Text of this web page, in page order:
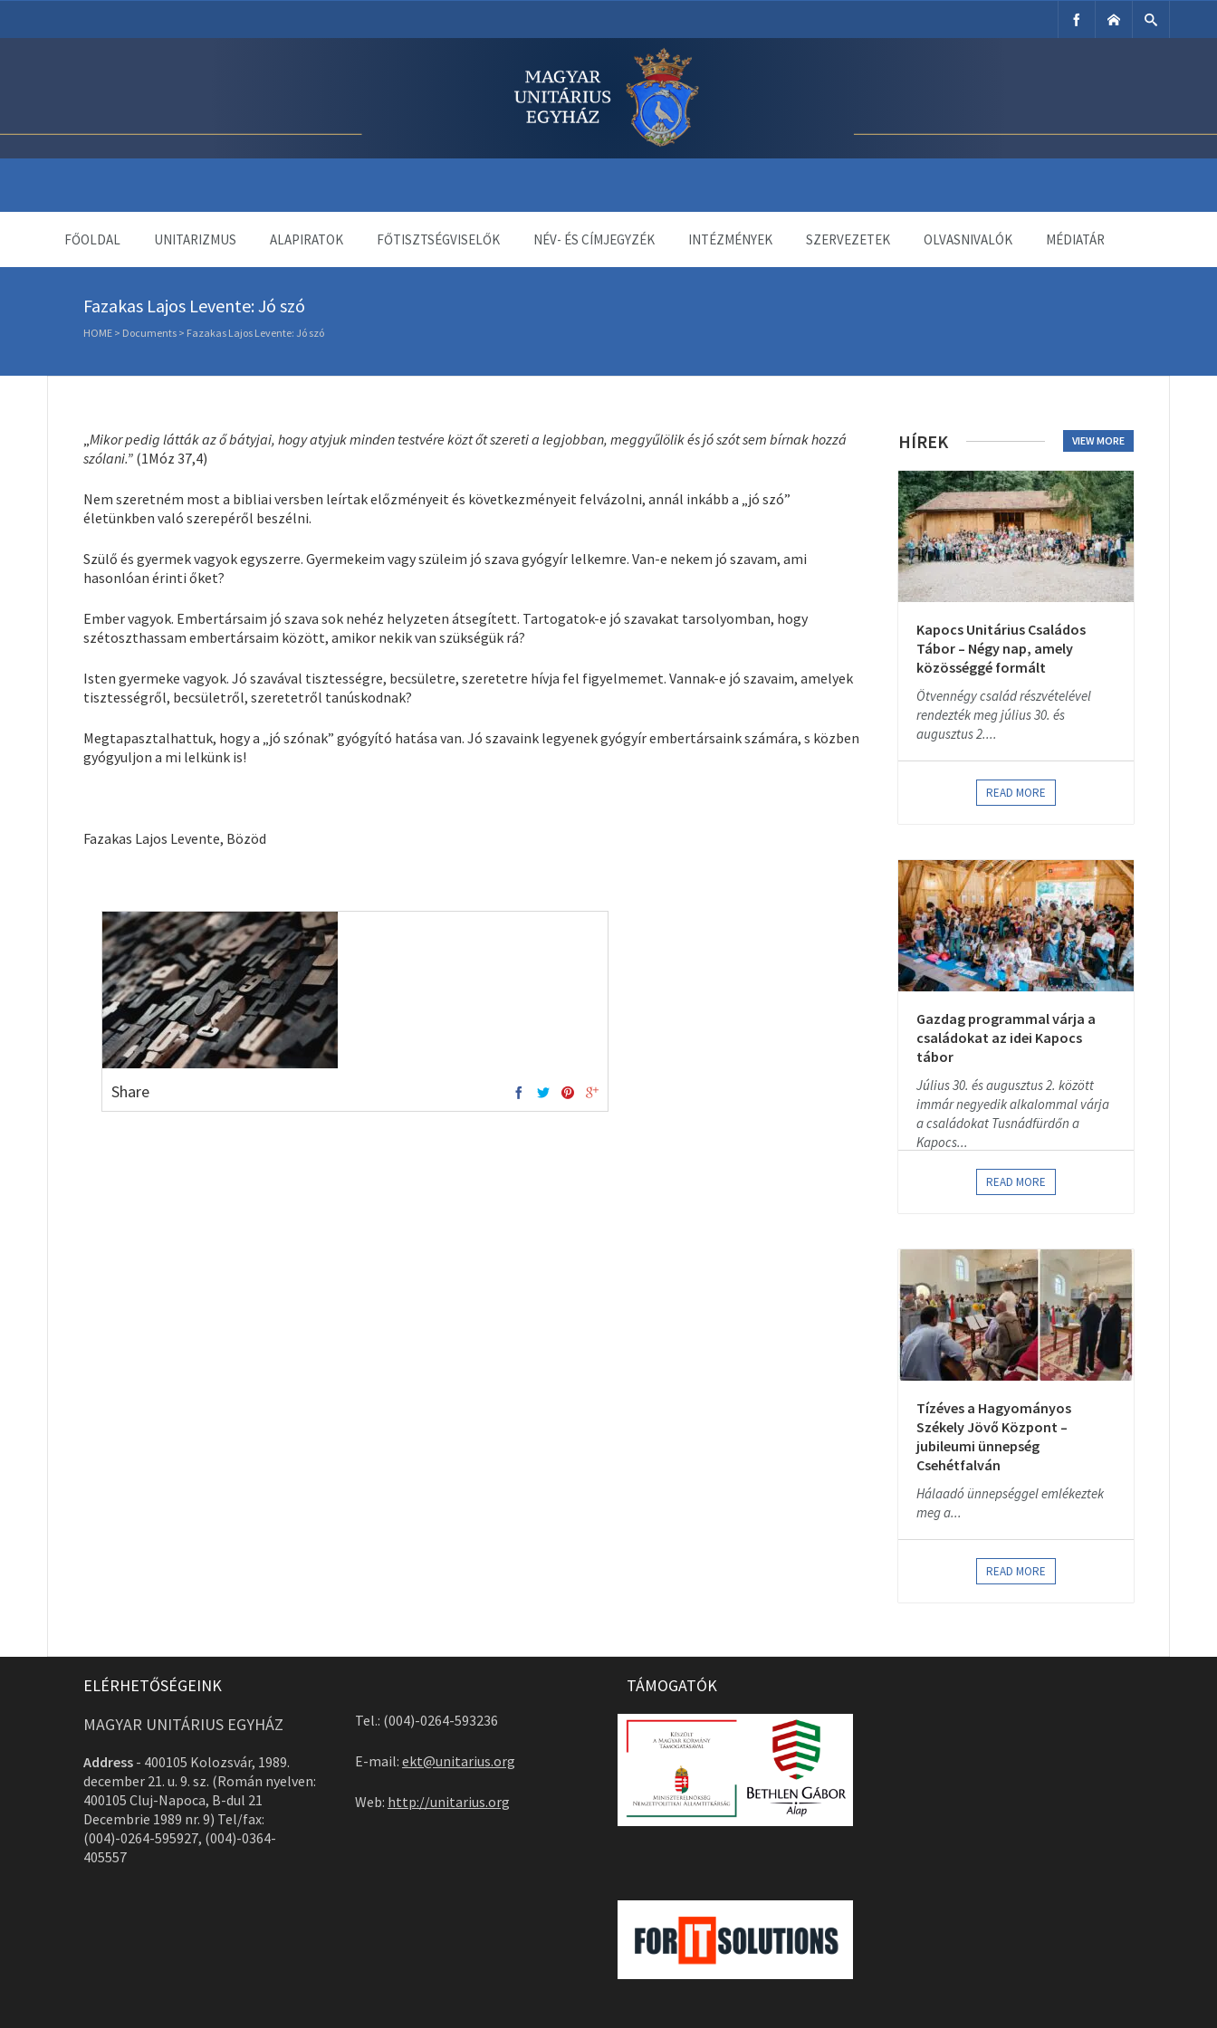
FŐOLDAL UNITARIZMUS ALAPIRATOK FŐTISZTSÉGVISELŐK NÉV- ÉS CÍMJEGYZÉK INTÉZMÉNYEK SZERVEZETEK OLVASNIVALÓK MÉDIATÁR
Fazakas Lajos Levente: Jó szó
HOME > Documents > Fazakas Lajos Levente: Jó szó
„Mikor pedig látták az ő bátyjai, hogy atyjuk minden testvére közt őt szereti a legjobban, meggyűlölik és jó szót sem bírnak hozzá
szólani.” (1Móz 37,4)
Nem szeretném most a bibliai versben leírtak előzményeit és következményeit felvázolni, annál inkább a „jó szó”
életünkben való szerepéről beszélni.
Szülő és gyermek vagyok egyszerre. Gyermekeim vagy szüleim jó szava gyógyír lelkemre. Van-e nekem jó szavam, ami
hasonlóan érinti őket?
Ember vagyok. Embertársaim jó szava sok nehéz helyzeten átsegített. Tartogatok-e jó szavakat tarsolyomban, hogy
szétoszthassam embertársaim között, amikor nekik van szükségük rá?
Isten gyermeke vagyok. Jó szavával tisztességre, becsületre, szeretetre hívja fel figyelmemet. Vannak-e jó szavaim, amelyek
tisztességről, becsületről, szeretetről tanúskodnak?
Megtapasztalhattuk, hogy a „jó szónak” gyógyító hatása van. Jó szavaink legyenek gyógyír embertársaink számára, s közben
gyógyuljon a mi lelkünk is!
Fazakas Lajos Levente, Bözöd
Share
HÍREK VIEW MORE
Kapocs Unitárius Családos
Tábor – Négy nap, amely
közösséggé formált
Ötvennégy család részvételével
rendezték meg július 30. és
augusztus 2....
READ MORE
Gazdag programmal várja a
családokat az idei Kapocs
tábor
Július 30. és augusztus 2. között
immár negyedik alkalommal várja
a családokat Tusnádfürdőn a
Kapocs...
READ MORE
Tízéves a Hagyományos
Székely Jövő Központ –
jubileumi ünnepség
Csehétfalván
Hálaadó ünnepséggel emlékeztek
meg a...
READ MORE
ELÉRHETŐSÉGEINK
MAGYAR UNITÁRIUS EGYHÁZ
Address - 400105 Kolozsvár, 1989.
december 21. u. 9. sz. (Román nyelven:
400105 Cluj-Napoca, B-dul 21
Decembrie 1989 nr. 9) Tel/fax:
(004)-0264-595927, (004)-0364-
405557
Tel.: (004)-0264-593236
E-mail: ekt@unitarius.org
Web: http://unitarius.org
TÁMOGATÓK